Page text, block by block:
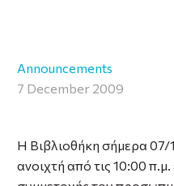
Announcements
7 December 2009
Η Βιβλιοθήκη σήμερα 07/
ανοιχτή από τις 10:00